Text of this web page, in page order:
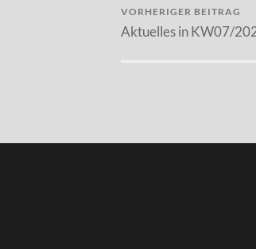
VORHERIGER BEITRAG
Aktuelles in KW07/